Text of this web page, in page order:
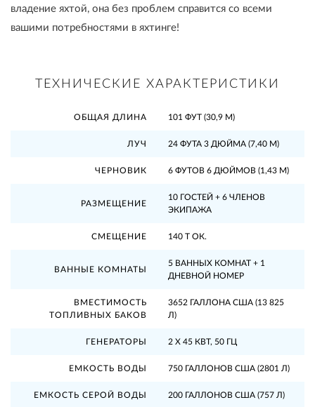
владение яхтой, она без проблем справится со всеми
вашими потребностями в яхтинге!
ТЕХНИЧЕСКИЕ ХАРАКТЕРИСТИКИ
ОБЩАЯ ДЛИНА 101 ФУТ (30,9 М)
ЛУЧ 24 ФУТА 3 ДЮЙМА (7,40 М)
ЧЕРНОВИК 6 ФУТОВ 6 ДЮЙМОВ (1,43 М)
РАЗМЕЩЕНИЕ
10 ГОСТЕЙ + 6 ЧЛЕНОВ
ЭКИПАЖА
СМЕЩЕНИЕ 140 Т ОК.
ВАННЫЕ КОМНАТЫ
5 ВАННЫХ КОМНАТ + 1
ДНЕВНОЙ НОМЕР
ВМЕСТИМОСТЬ
ТОПЛИВНЫХ БАКОВ
3652 ГАЛЛОНА США (13 825
Л)
ГЕНЕРАТОРЫ 2 Х 45 КВТ, 50 ГЦ
ЕМКОСТЬ ВОДЫ 750 ГАЛЛОНОВ США (2801 Л)
ЕМКОСТЬ СЕРОЙ ВОДЫ 200 ГАЛЛОНОВ США (757 Л)